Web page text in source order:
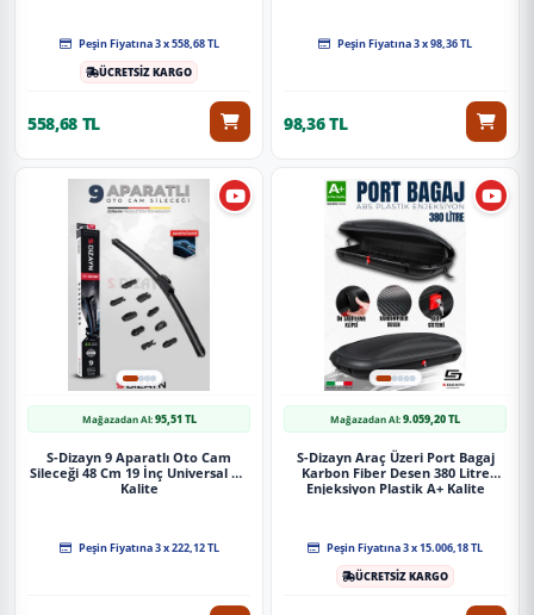
Peşin Fiyatına 3 x 558,68 TL
ÜCRETSİZ KARGO
558,68 TL
Peşin Fiyatına 3 x 98,36 TL
98,36 TL
Mağazadan Al:95,51 TL
S-Dizayn 9 Aparatlı Oto Cam
Sileceği 48 Cm 19 İnç Universal A+
Kalite
Peşin Fiyatına 3 x 222,12 TL
Mağazadan Al:9.059,20 TL
S-Dizayn Araç Üzeri Port Bagaj
Karbon Fiber Desen 380 Litre
Enjeksiyon Plastik A+ Kalite
Peşin Fiyatına 3 x 15.006,18 TL
ÜCRETSİZ KARGO